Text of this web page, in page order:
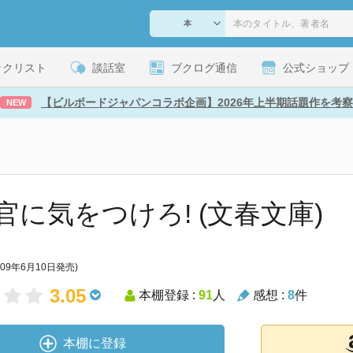
リスト 談話室 ブクログ通信 公式ショップ
NEW 【ビルボードジャパンコラボ企画】2026年上半期話題作を考察
に気をつけろ! (文春文庫)
年6月10日発売)
3.05 本棚登録 : 91人 感想 : 8件
本棚に登録